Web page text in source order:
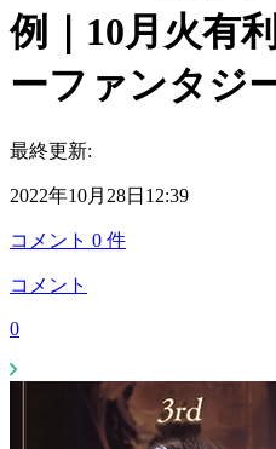
例｜10月火有
ーファンタジー
最終更新:
2022年10月28日12:39
コメント 0 件
コメント
0